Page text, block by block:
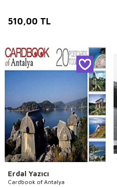
510,00 TL
Erdal Yazıcı
Cardbook of Antalya